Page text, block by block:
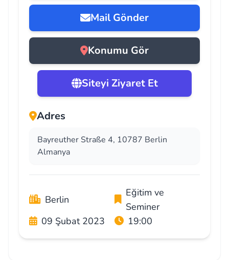
Mail Gönder
Konumu Gör
Siteyi Ziyaret Et
Adres
Bayreuther Straße 4, 10787 Berlin
Almanya
Berlin
Eğitim ve
Seminer
09 Şubat 2023
19:00